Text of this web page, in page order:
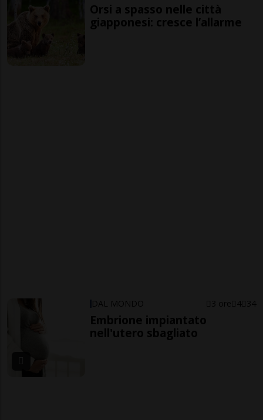
Orsi a spasso nelle città
giapponesi: cresce l’allarme
DAL MONDO 3 ore 4 34
Embrione impiantato
nell'utero sbagliato